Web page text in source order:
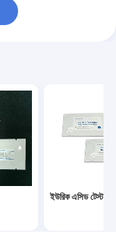
ইউরিক এসিড টেস্ট কিট